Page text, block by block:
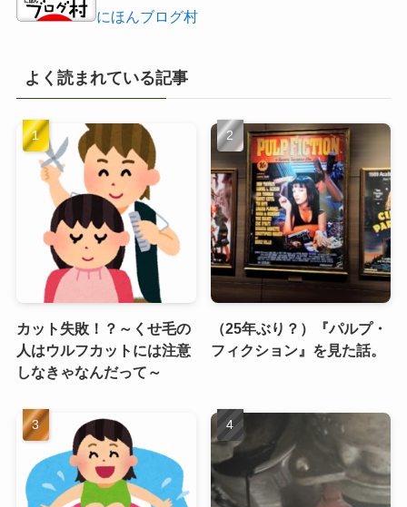
にほんブログ村
よく読まれている記事
カット失敗！？～くせ毛の
人はウルフカットには注意
しなきゃなんだって～
（25年ぶり？）『パルプ・
フィクション』を見た話。